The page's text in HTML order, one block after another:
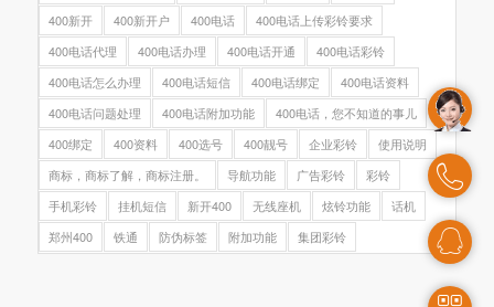
400新开
400新开户 400电话
400电话上传彩铃要求
400电话代理
400电话办理 400电话开通
400电话彩铃
400电话怎么办理
400电话短信 400电话绑定
400电话资料
400电话问题处理
400电话附加功能
400电话，您不知道的事儿
400绑定
400资料 400选号 400靓号 企业彩铃
使用说明
商标，商标了解，商标注册。
导航功能 广告彩铃
彩铃
手机彩铃
挂机短信 新开400 无线座机 炫铃功能
话机
郑州400
铁通 防伪标签 附加功能 集团彩铃